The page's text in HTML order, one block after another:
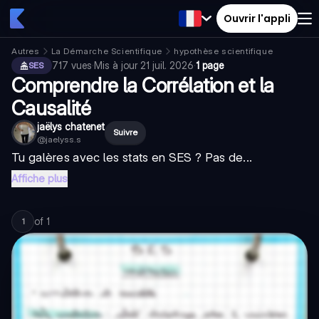
Ouvrir l'appli
Autres La Démarche Scientifique
hypothèse scientifique
SES
717 vues·Mis à jour 21 juil. 2026·1 page
Comprendre la Corrélation et la
Causalité
jaëlys chatenet
@jaelyss.s
Suivre
Tu galères avec les stats en SES ? Pas de...
Affiche plus
1 of 1